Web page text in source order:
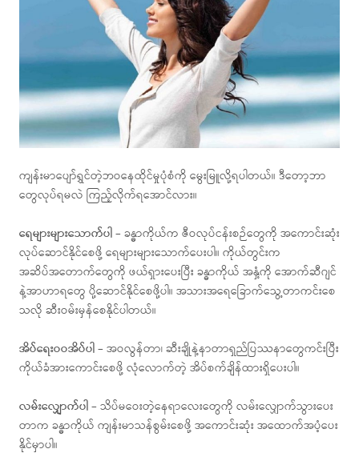
ကျန်းမာပျော်ရွှင်တဲ့ဘဝနေထိုင်မှုပုံစံကို မွေးမြူလို့ရပါတယ်။ ဒီတော့ဘာ
တွေလုပ်ရမလဲ ကြည့်လိုက်ရအောင်လား။
ရေများများသောက်ပါ– ခန္ဓာကိုယ်က ဇီဝလုပ်ငန်းစဉ်တွေကို အကောင်းဆုံး
လုပ်ဆောင်နိုင်စေဖို့ ရေများများသောက်ပေးပါ။ ကိုယ်တွင်းက
အဆိပ်အတောက်တွေကို ဖယ်ရှားပေးပြီး ခန္ဓာကိုယ် အနှံ့ကို အောက်ဆီဂျင်
နဲ့အာဟာရတွေ ပို့ဆောင်နိုင်စေဖို့ပါ။ အသားအရေခြောက်သွေ့တာကင်းစေ
သလို ဆီးဝမ်းမှန်စေနိုင်ပါတယ်။
အိပ်ရေးဝဝအိပ်ပါ– အဝလွန်တာ၊ ဆီးချိုနဲ့နာတာရှည်ပြဿနာတွေကင်းပြီး
ကိုယ်ခံအားကောင်းစေဖို့ လုံလောက်တဲ့ အိပ်စက်ချိန်ထားရှိပေးပါ။
လမ်းလျှောက်ပါ– သိပ်မဝေးတဲ့နေရာလေးတွေကို လမ်းလျှောက်သွားပေး
တာက ခန္ဓာကိုယ် ကျန်းမာသန်စွမ်းစေဖို့ အကောင်းဆုံး အထောက်အပံ့ပေး
နိုင်မှာပါ။